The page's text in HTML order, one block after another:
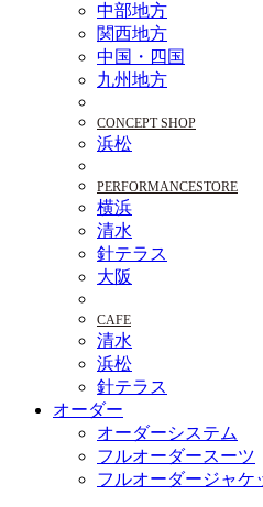
中部地方
関西地方
中国・四国
九州地方
CONCEPT SHOP
浜松
PERFORMANCESTORE
横浜
清水
針テラス
大阪
CAFE
清水
浜松
針テラス
オーダー
オーダーシステム
フルオーダースーツ
フルオーダージャケ